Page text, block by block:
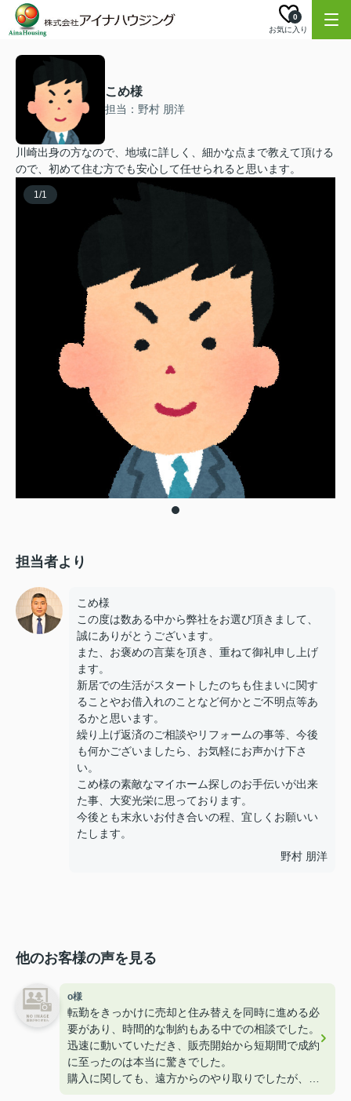
お気に入り
0
こめ様
担当：野村 朋洋
川崎出身の方なので、地域に詳しく、細かな点まで教えて頂ける
ので、初めて住む方でも安心して任せられると思います。
1/1
担当者より
こめ様
この度は数ある中から弊社をお選び頂きまして、
誠にありがとうございます。
また、お褒めの言葉を頂き、重ねて御礼申し上げ
ます。
新居での生活がスタートしたのちも住まいに関す
ることやお借入れのことなど何かとご不明点等あ
るかと思います。
繰り上げ返済のご相談やリフォームの事等、今後
も何かございましたら、お気軽にお声かけ下さ
い。
こめ様の素敵なマイホーム探しのお手伝いが出来
た事、大変光栄に思っております。
今後とも末永いお付き合いの程、宜しくお願いい
たします。
野村 朋洋
他のお客様の声を見る
o様
転勤をきっかけに売却と住み替えを同時に進める必
要があり、時間的な制約もある中での相談でした。
迅速に動いていただき、販売開始から短期間で成約
に至ったのは本当に驚きでした。
購入に関しても、遠方からのやり取りでしたが、オ